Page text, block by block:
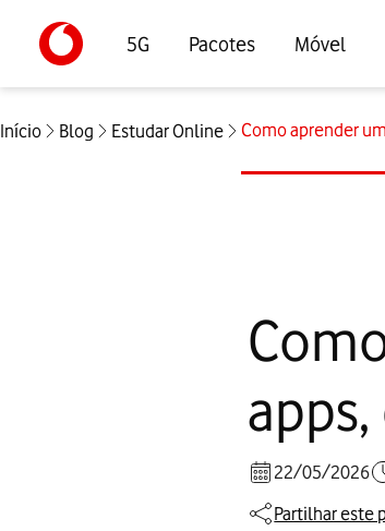
5G Pacotes Móvel
Início Blog Estudar Online Como aprender
22/05/2026
Partilhar este